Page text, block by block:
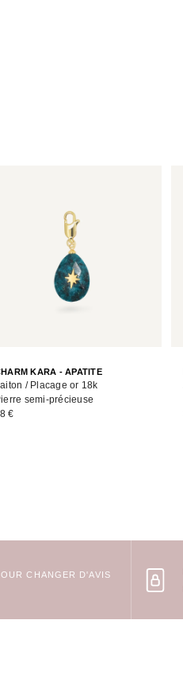
KARA - APATITE
/ Placage or 18k
semi-précieuse
€
CHANGER D'AVIS